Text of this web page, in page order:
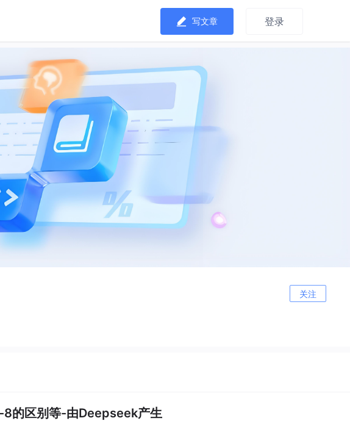
写文章 登录
关注
的区别等-由Deepseek产生